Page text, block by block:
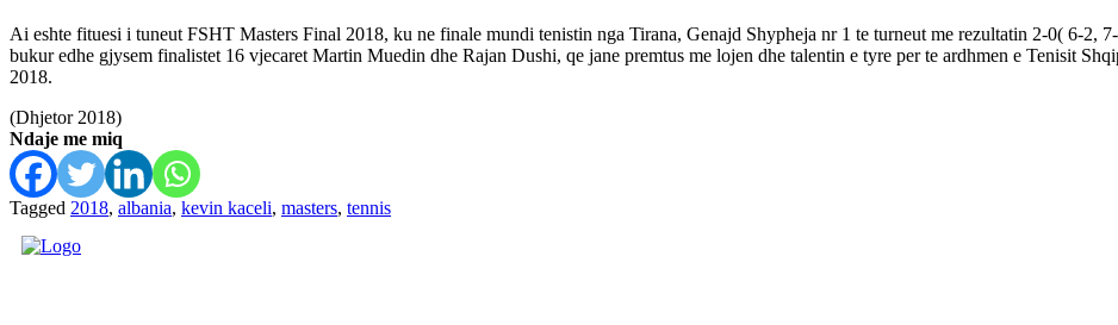
Ai eshte fituesi i tuneut FSHT Masters Final 2018, ku ne finale mundi tenistin nga Tirana, Genajd Shypheja nr 1 te turneut me rezultatin 2-0( 6-2,
bukur edhe gjysem finalistet 16 vjecaret Martin Muedin dhe Rajan Dushi, qe jane premtus me lojen dhe talentin e tyre per te ardhmen e Tenisit
2018.
(Dhjetor 2018)
Ndaje me miq
Tagged 2018, albania, kevin kaceli, masters, tennis